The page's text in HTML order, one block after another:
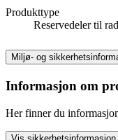
Produkttype
Reservedeler til
Miljø- og
Informasjon om
Her finner du